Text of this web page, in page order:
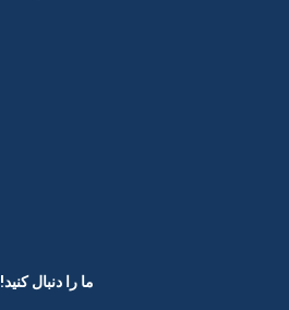
ما را دنبال کنید! ​